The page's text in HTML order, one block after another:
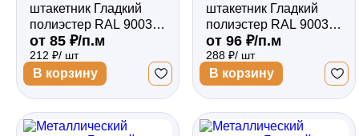
штакетник Гладкий
полиэстер RAL 9003
(Белый) 2500*118*0,45
односторонний
Полукруглый
квадратный
от 85 ₽/п.м
212 ₽/ шт
В корзину
штакетник Гладкий
полиэстер RAL 9003
(Белый) 3000*118*0,5
односторонний
Полукруглый
квадратный
от 96 ₽/п.м
288 ₽/ шт
В корзину